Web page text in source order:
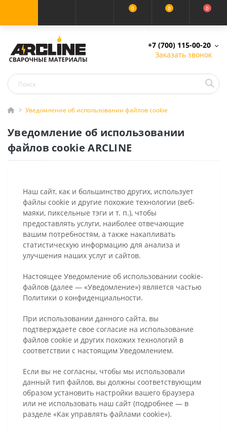
0 0 0
+7 (700) 115-00-20
Заказать звонок
Уведомление об использовании файлов cookie
Уведомление об использовании
файлов cookie ARCLINE
Наш сайт, как и большинство других, использует
файлы cookie и другие похожие технологии (веб-
маяки, пиксельные тэги и т. п.), чтобы
предоставлять услуги, наиболее отвечающие
вашим потребностям, а также накапливать
статистическую информацию для анализа и
улучшения наших услуг и сайтов.
Настоящее Уведомление об использовании cookie-
файлов (далее — «Уведомление») является частью
Политики о конфиденциальности.
При использовании данного сайта, вы
подтверждаете свое согласие на использование
файлов cookie и других похожих технологий в
соответствии с настоящим Уведомлением.
Если вы не согласны, чтобы мы использовали
данный тип файлов, вы должны соответствующим
образом установить настройки вашего браузера
или не использовать наш сайт (подробнее — в
разделе «Как управлять файлами cookie»).